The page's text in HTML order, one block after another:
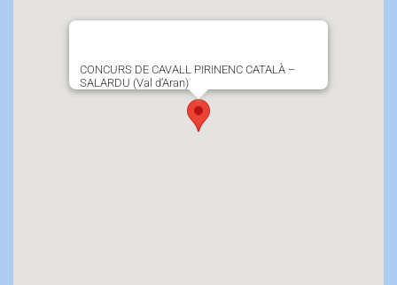
CONCURS DE CAVALL PIRINENC CATALÀ –
SALARDU (Val d’Aran)